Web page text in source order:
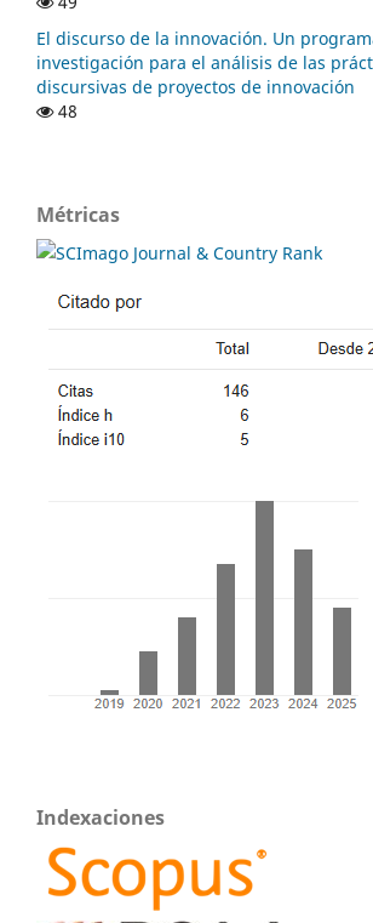
El discurso de la innovación. Un
investigación para el análisis de las
discursivas de proyectos de innovación
48
Métricas
Indexaciones